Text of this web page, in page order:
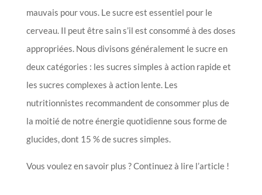
mauvais pour vous. Le sucre est essentiel pour le
cerveau. Il peut être sain s’il est consommé à des doses
appropriées. Nous divisons généralement le sucre en
deux catégories : les sucres simples à action rapide et
les sucres complexes à action lente. Les
nutritionnistes recommandent de consommer plus de
la moitié de notre énergie quotidienne sous forme de
glucides, dont 15 % de sucres simples.
Vous voulez en savoir plus ? Continuez à lire l’article !